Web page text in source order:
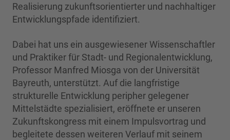
Realisierung zukunftsorientierter und nachhaltiger
Entwicklungspfade identifiziert.
Dabei hat uns ein ausgewiesener Wissenschaftler
und Praktiker für Stadt- und Regionalentwicklung,
Professor Manfred Miosga von der Universität
Bayreuth, unterstützt. Auf die langfristige
strukturelle Entwicklung peripher gelegener
Mittelstädte spezialisiert, eröffnete er unseren
Zukunftskongress mit einem Impulsvortrag und
begleitete dessen weiteren Verlauf mit seinem